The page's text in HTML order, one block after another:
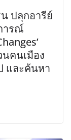
ปลุกอารีย์
ารณ์
คนเมือง
และค้นหา